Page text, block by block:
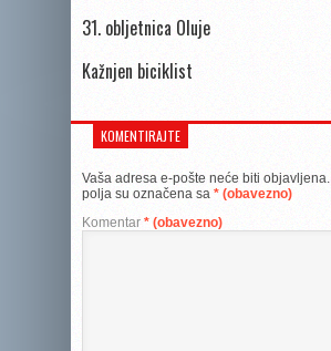
31. obljetnica Oluje
Kažnjen biciklist
KOMENTIRAJTE
Vaša adresa e-pošte neće biti objavljena.
polja su označena sa * (obavezno)
Komentar * (obavezno)